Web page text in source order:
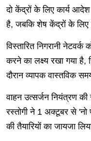
दो केंद्रों के लिए कार्य
है, जबकि शेष केंद्रों के लिए
विस्तारित निगरानी
करने का लक्ष्य रखा गया
दौरान व्यापक वास्तविक
वाहन उत्सर्जन नियंत्रण
रस्तोगी ने 1 अक्टूबर से
की तैयारियों का जायजा